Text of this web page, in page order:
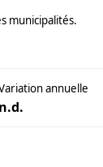
municipalités.
annuelle
n.d.